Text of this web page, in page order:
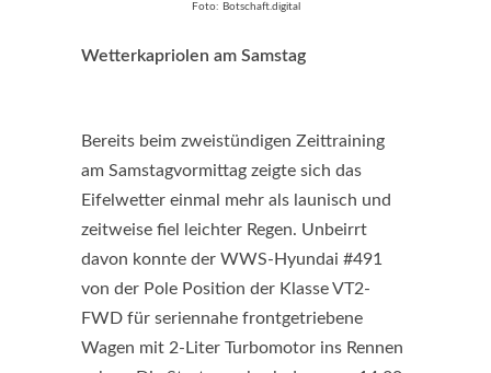
Foto: Botschaft.digital
Wetterkapriolen am Samstag
Bereits beim zweistündigen Zeittraining
am Samstagvormittag zeigte sich das
Eifelwetter einmal mehr als launisch und
zeitweise fiel leichter Regen. Unbeirrt
davon konnte der WWS-Hyundai #491
von der Pole Position der Klasse VT2-
FWD für seriennahe frontgetriebene
Wagen mit 2-Liter Turbomotor ins Rennen